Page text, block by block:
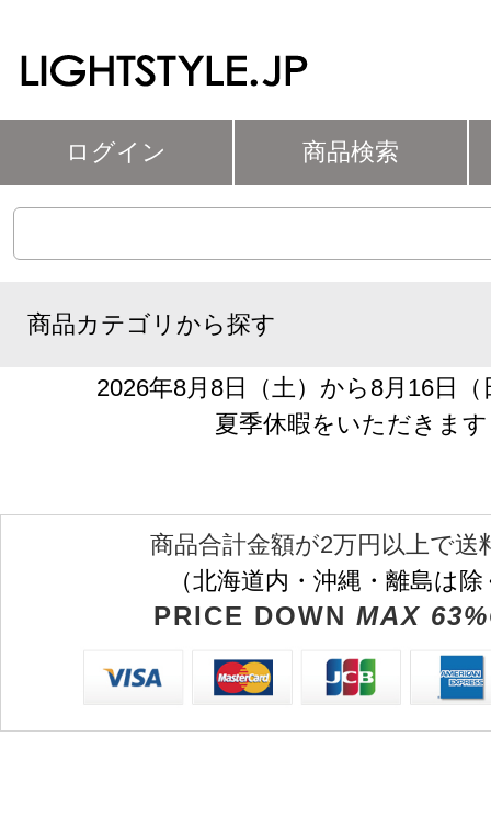
ログイン 商品検索
商品カテゴリから探す
2026年8月8日（土）から8月16日
夏季休暇をいただきます
商品合計金額が2万円以上で送
（北海道内・沖縄・離島は
PRICE DOWN MAX